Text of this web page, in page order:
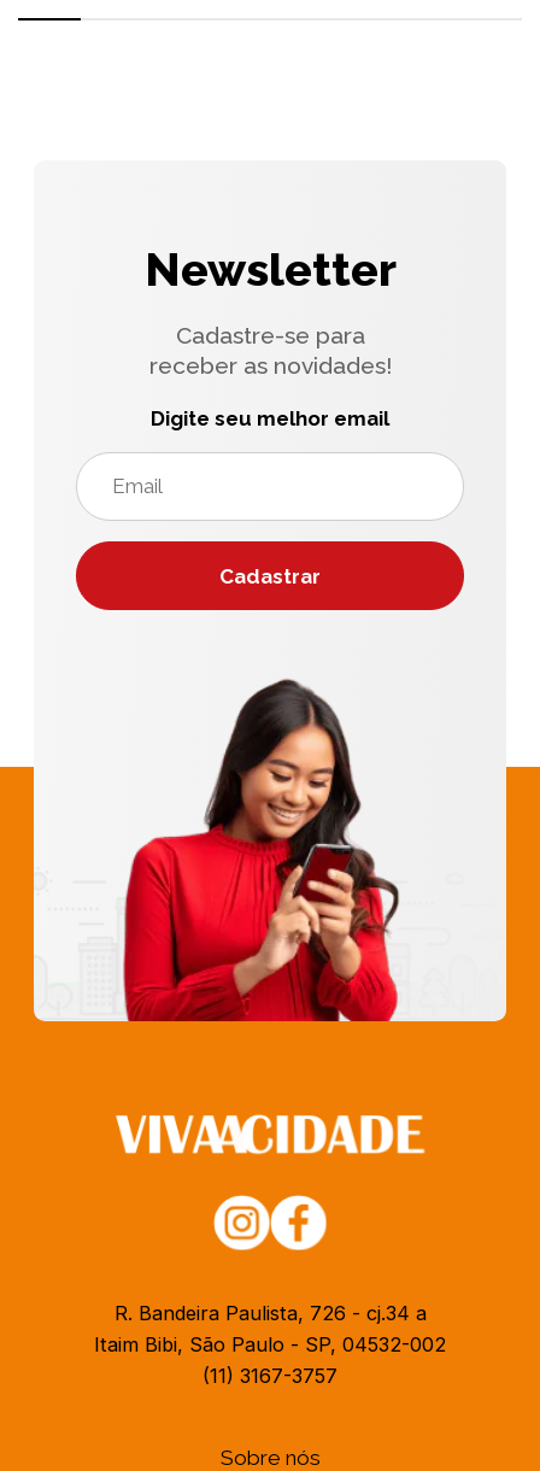
Newsletter
Cadastre-se para
receber as novidades!
Digite seu melhor email
R. Bandeira Paulista, 726 - cj.34 a
Itaim Bibi, São Paulo - SP, 04532-002
(11) 3167-3757
Sobre nós